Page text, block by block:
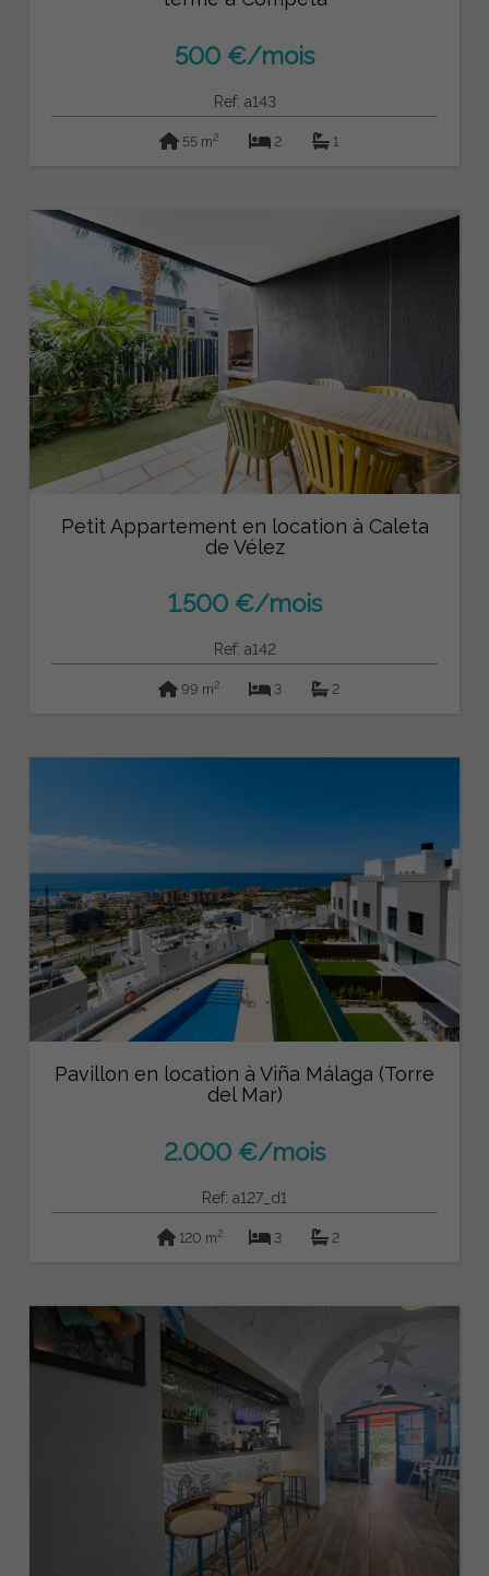
500 €/mois
Ref: a143
55 m2 2 1
Petit Appartement en location à Caleta
de Vélez
1.500 €/mois
Ref: a142
99 m2 3 2
Pavillon en location à Viña Málaga (Torre
del Mar)
2.000 €/mois
Ref: a127_d1
120 m2 3 2